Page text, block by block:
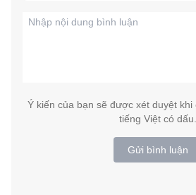
Ý kiến của bạn sẽ được xét duyệt khi
tiếng Việt có dấu.
Gửi bình luận